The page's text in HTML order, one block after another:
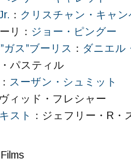
： クリスチャン・キャン
リ： ジョー・ピングー
ス”ブーリス ： ダニエル
パスティル
： スーザン・シュミット
ィッド・フレシャー
スト
：ジェフリー・R・